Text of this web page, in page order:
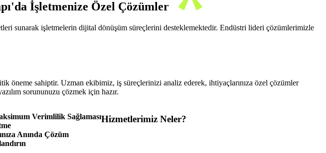
İşletmenize Özel Çözümler
sunarak işletmelerin dijital dönüşüm süreçlerini desteklemektedir. Endüstri lideri çözümlerimizle
öneme sahiptir. Uzman ekibimiz, iş süreçlerinizi analiz ederek, ihtiyaçlarınıza özel çözümler
sorununuzu çözmek için hazır.
Verimlilik Sağlaması
Anında Çözüm
Hizmetlerimiz Neler?